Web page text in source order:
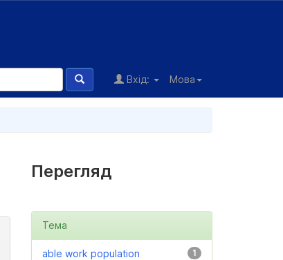
Мова
Вхід:
Перегляд
Тема
1
able work population